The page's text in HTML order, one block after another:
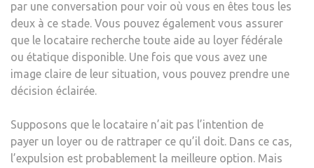
par une conversation pour voir où vous en êtes tous les
deux à ce stade. Vous pouvez également vous assurer
que le locataire recherche toute aide au loyer fédérale
ou étatique disponible. Une fois que vous avez une
image claire de leur situation, vous pouvez prendre une
décision éclairée.
Supposons que le locataire n’ait pas l’intention de
payer un loyer ou de rattraper ce qu’il doit. Dans ce cas,
l’expulsion est probablement la meilleure option. Mais